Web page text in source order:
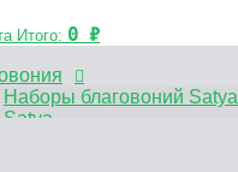
Итого: 0 ₽
Наборы благовоний Satya
Satya